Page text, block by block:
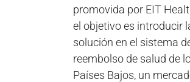
promovida por EIT
el objetivo es introducir
solución en el sistema
reembolso de salud de
Países Bajos, un